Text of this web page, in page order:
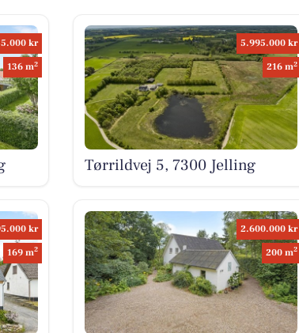
kr
136 m2
5.995.000 kr
216 m2
Tørrildvej 5, 7300 Jelling
kr
169 m2
2.600.000 kr
200 m2